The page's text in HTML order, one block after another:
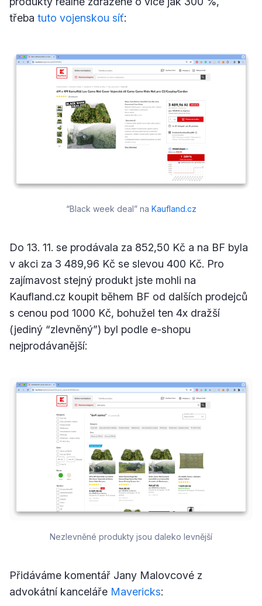
třeba tuto vojenskou síť:
“Black week deal” na Kaufland.cz
Do 13. 11. se prodávala za 852,50 Kč a na BF byla
v akci za 3 489,96 Kč se slevou 400 Kč. Pro
zajímavost stejný produkt jste mohli na
Kaufland.cz koupit během BF od dalších prodejců
s cenou pod 1000 Kč, bohužel ten 4x dražší
(jediný “zlevněný”) byl podle e-shopu
nejprodávanější:
Nezlevněné produkty jsou daleko levnější
Přidáváme komentář Jany Malovcové z
advokátní kanceláře Mavericks: